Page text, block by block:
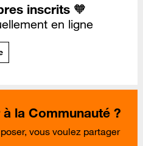
inscrits 🧡
en ligne
la Communauté ?
vous voulez partager